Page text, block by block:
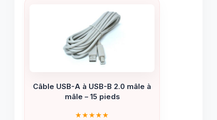
Câble USB-A à USB-B 2.0 mâle à
mâle – 15 pieds